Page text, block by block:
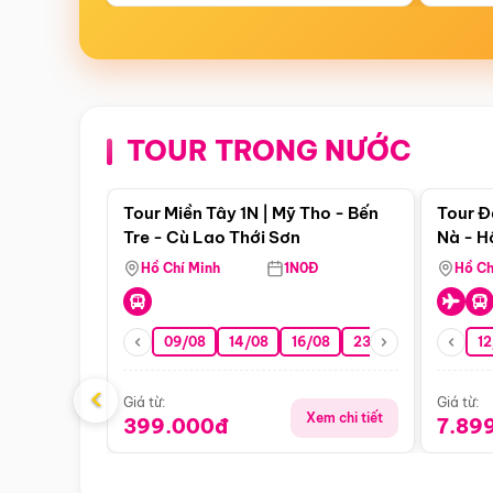
TOUR TRONG NƯỚC
Điểm nổi bật
Tour Miền Tây 1N | Mỹ Tho - Bến
Tre - Cù Lao Thới Sơn
Hồ Chí Minh 1N0Đ
09/08 14/08 16/08 23/08 30/08
Giá từ:
399.000đ Xem chi tiết
Tour
Nà -
Nha
Hồ
Giá từ:
‹